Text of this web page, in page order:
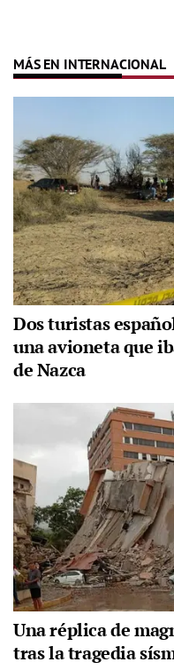
MÁS EN INTERNACIONAL
Dos turistas
una avioneta que
de Nazca
Una réplica de
tras la tragedia